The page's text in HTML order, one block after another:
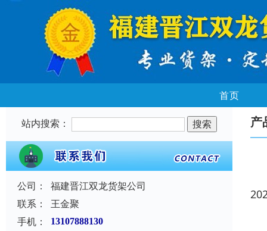
首页
站内搜索：
公司：
福建晋江双龙货架公司
联系：
王金聚
手机：
13107888130
产